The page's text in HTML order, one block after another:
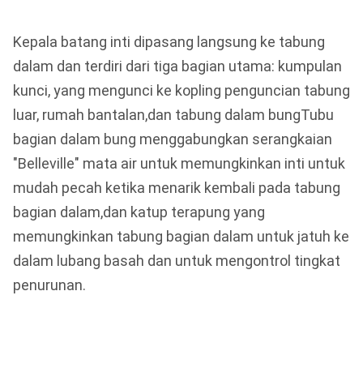
Kepala batang inti dipasang langsung ke tabung
dalam dan terdiri dari tiga bagian utama: kumpulan
kunci, yang mengunci ke kopling penguncian tabung
luar, rumah bantalan,dan tabung dalam bungTubu
bagian dalam bung menggabungkan serangkaian
"Belleville" mata air untuk memungkinkan inti untuk
mudah pecah ketika menarik kembali pada tabung
bagian dalam,dan katup terapung yang
memungkinkan tabung bagian dalam untuk jatuh ke
dalam lubang basah dan untuk mengontrol tingkat
penurunan.